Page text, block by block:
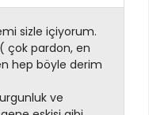
sizle içiyorum.
çok pardon, en
hep böyle derim
ve